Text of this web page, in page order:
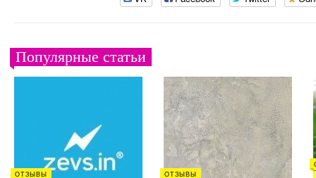
Популярные статьи
ОТЗЫВЫ ОТЗЫВЫ